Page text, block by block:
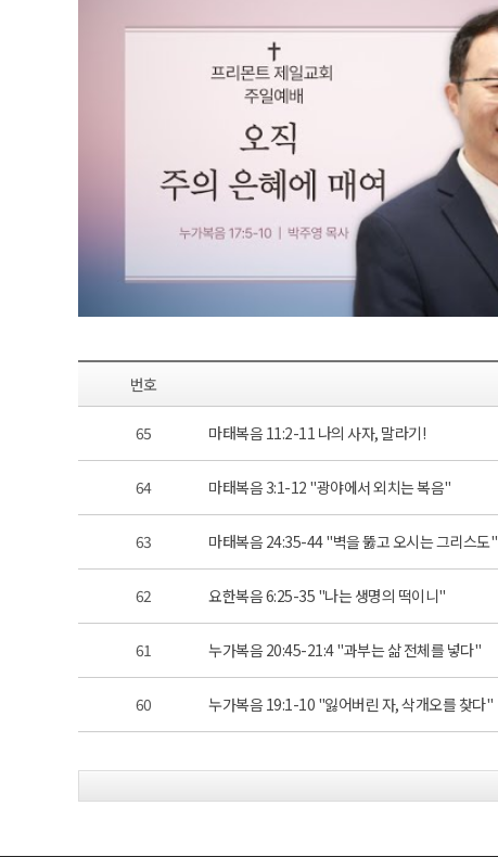
번호
65 마태복음 11:2-11 나의 사자, 말라기!
64 마태복음 3:1-12 "광야에서 외치는 복음"
63 마태복음 24:35-44 "벽을 뚫고 오시는 그리스도"
62 요한복음 6:25-35 "나는 생명의 떡이니"
61 누가복음 20:45-21:4 "과부는 삶 전체를 넣다"
60 누가복음 19:1-10 "잃어버린 자, 삭개오를 찾다"